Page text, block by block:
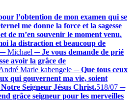
l’obtention de mon examen qui se
me donne la force et la sagesse
de m’en souvenir le moment venu.
la distraction et beaucoup de
Michael ─ Je vous demande de prié
avoir la grâce de
Marie kabengele ─ Que tous ceux
qui gouvernent ma vie, soient
Seigneur Jésus Christ.518/07 ─
grâce seigneur pour les merveilles